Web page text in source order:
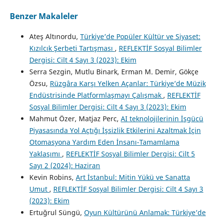
Benzer Makaleler
Ateş Altınordu, Türkiye’de Popüler Kültür ve Siyaset:
Kızılcık Şerbeti Tartışması , REFLEKTİF Sosyal Bilimler
Dergisi: Cilt 4 Sayı 3 (2023): Ekim
Serra Sezgin, Mutlu Binark, Erman M. Demir, Gökçe
Özsu, Rüzgâra Karşı Yelken Açanlar: Türkiye’de Müzik
Endüstrisinde Platformlaşmayı Çalışmak , REFLEKTİF
Sosyal Bilimler Dergisi: Cilt 4 Sayı 3 (2023): Ekim
Mahmut Özer, Matjaz Perc, AI teknolojilerinin İşgücü
Piyasasında Yol Açtığı İşsizlik Etkilerini Azaltmak İçin
Otomasyona Yardım Eden İnsanı-Tamamlama
Yaklaşımı , REFLEKTİF Sosyal Bilimler Dergisi: Cilt 5
Sayı 2 (2024): Haziran
Kevin Robins, Art İstanbul: Mitin Yükü ve Sanatta
Umut , REFLEKTİF Sosyal Bilimler Dergisi: Cilt 4 Sayı 3
(2023): Ekim
Ertuğrul Süngü, Oyun Kültürünü Anlamak: Türkiye’de